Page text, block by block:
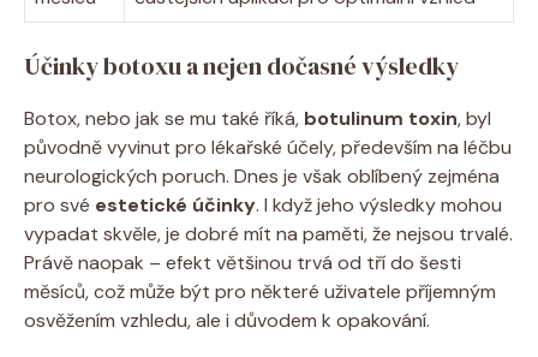
Účinky botoxu a nejen dočasné výsledky
Botox, nebo jak se mu také​ říká, botulinum toxin, byl
původně vyvinut pro lékařské účely, především⁣ na léčbu
neurologických poruch. Dnes je však oblíbený zejména
pro své estetické účinky. ⁢I když jeho výsledky mohou
vypadat skvěle,⁤ je dobré‌ mít⁢ na paměti, že nejsou trvalé.
Právě naopak – efekt většinou ‍trvá od tří ‌do šesti
měsíců, což může být⁢ pro některé uživatele příjemným
osvěžením vzhledu, ale i důvodem k opakování.